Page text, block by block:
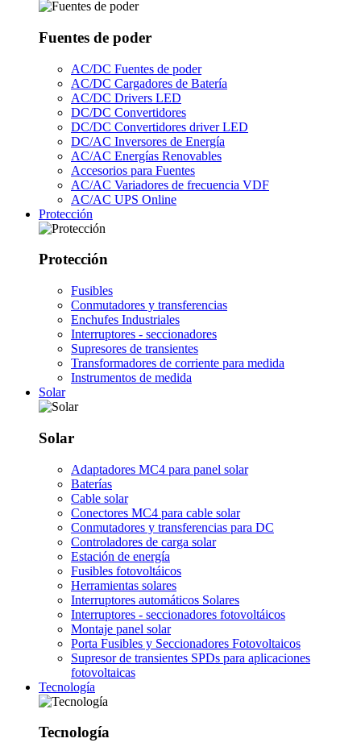
Fuentes de poder
AC/DC Fuentes de poder
AC/DC Cargadores de Batería
AC/DC Drivers LED
DC/DC Convertidores
DC/DC Convertidores driver LED
DC/AC Inversores de Energía
AC/AC Energías Renovables
Accesorios para Fuentes
AC/AC Variadores de frecuencia VDF
AC/AC UPS Online
Protección
Protección
Fusibles
Conmutadores y transferencias
Enchufes Industriales
Interruptores - seccionadores
Supresores de transientes
Transformadores de corriente para medida
Instrumentos de medida
Solar
Solar
Adaptadores MC4 para panel solar
Baterías
Cable solar
Conectores MC4 para cable solar
Conmutadores y transferencias para DC
Controladores de carga solar
Estación de energía
Fusibles fotovoltáicos
Herramientas solares
Interruptores automáticos Solares
Interruptores - seccionadores fotovoltáicos
Montaje panel solar
Porta Fusibles y Seccionadores Fotovoltaicos
Supresor de transientes SPDs para aplicaciones
fotovoltaicas
Tecnología
Tecnología